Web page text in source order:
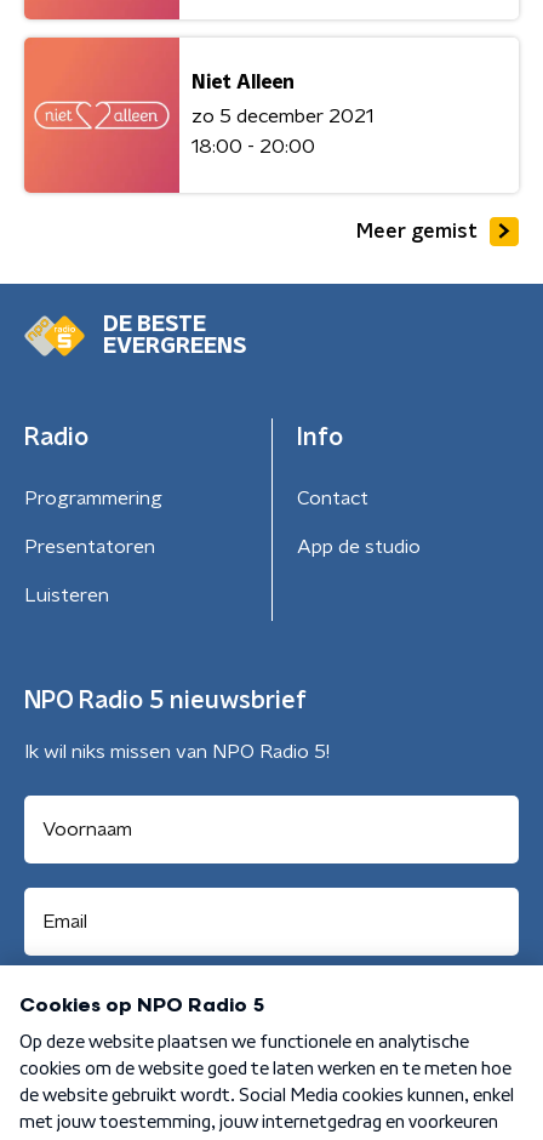
Niet Alleen
zo 5 december 2021
18:00 - 20:00
Meer gemist
DE BESTE
EVERGREENS
Radio
Programmering
Presentatoren
Luisteren
Info
Contact
App de studio
NPO Radio 5 nieuwsbrief
Ik wil niks missen van NPO Radio 5!
Aanmelden
Algemene voorwaarden